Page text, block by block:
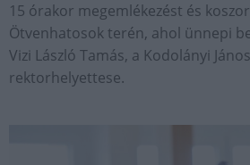
15 órakor megemlékezést és
Ötvenhatosok terén, ahol ünnepi
Vizi László Tamás, a Kodolányi
rektorhelyettese.